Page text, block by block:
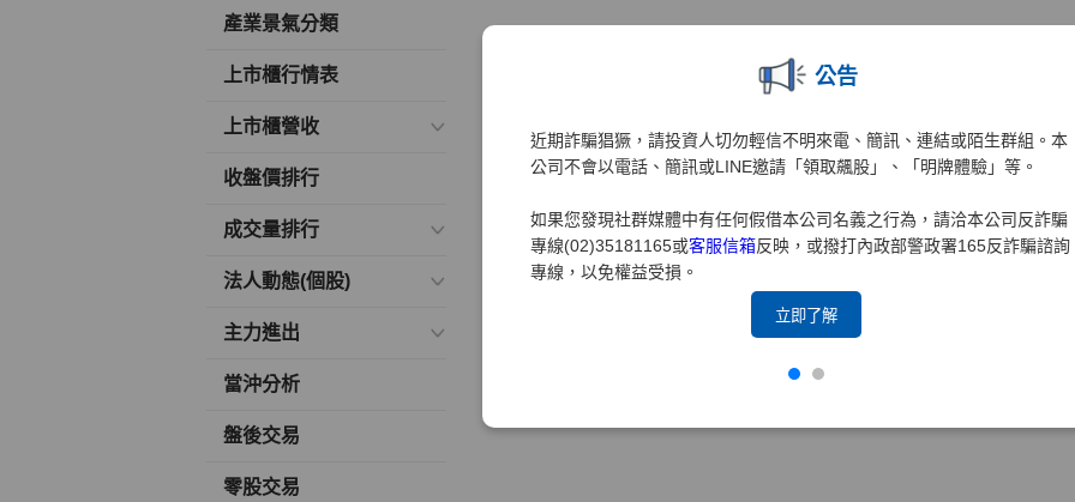
公告
近期詐騙猖獗，請投資人切勿輕信不明來電、簡訊、連結或陌生群組。本
公司不會以電話、簡訊或LINE邀請「領取飆股」、「明牌體驗」等。
如果您發現社群媒體中有任何假借本公司名義之行為，請洽本公司反詐騙
專線(02)35181165或客服信箱反映，或撥打內政部警政署165反詐騙諮詢
專線，以免權益受損。
立即了解
產業景氣分類
上市櫃行情表
上市櫃營收
收盤價排行
成交量排行
法人動態(個股)
主力進出
當沖分析
盤後交易
零股交易